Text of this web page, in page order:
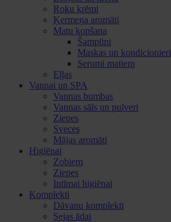
Roku krēmi
Ķermeņa aromāti
Matu kopšana
Šampūni
Maskas un kondicionieri
Serumi matiem
Eļļas
Vannai un SPA
Vannas bumbas
Vannas sāls un pulveri
Ziepes
Sveces
Mājas aromāti
Higiēnai
Zobiem
Ziepes
Intīmai higiēnai
Komplekti
Dāvanu komplekti
Sejas ādai